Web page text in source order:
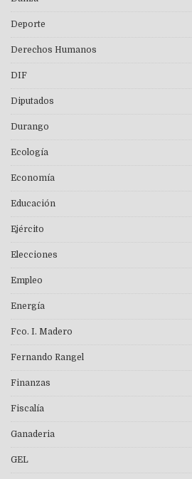
Deporte
Derechos Humanos
DIF
Diputados
Durango
Ecología
Economía
Educación
Ejército
Elecciones
Empleo
Energía
Fco. I. Madero
Fernando Rangel
Finanzas
Fiscalía
Ganaderia
GEL